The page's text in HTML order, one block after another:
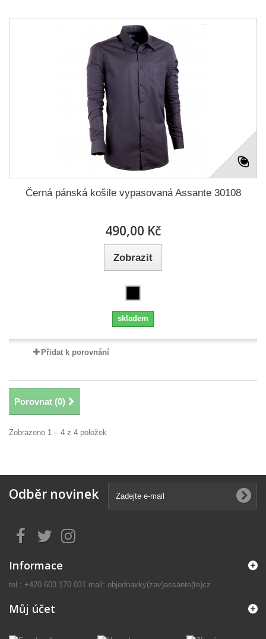
Černá pánská košile vypasovaná Assante 30108
490,00 Kč
Zobrazit
skladem
Přidat k porovnání
Porovnat (0)
Zobrazeno 1 – 4 z 4 položek
Odběr novinek
Informace
tel : +420 603 170 031 mail: objednavky(zav)assante(te)cz
Můj účet